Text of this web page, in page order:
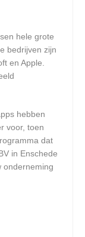
hele grote
bedrijven zijn
en Apple.
hebben
voor, toen
dat
in Enschede
onderneming